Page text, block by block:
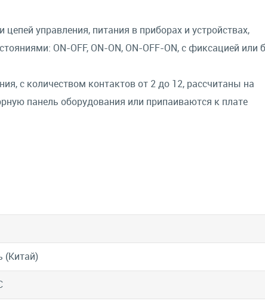
управления, питания в приборах и устройствах,
ON-OFF, ON-ON, ON-OFF-ON, с фиксацией или
с количеством контактов от 2 до 12, рассчитаны на
панель оборудования или припаиваются к плате
(Китай)